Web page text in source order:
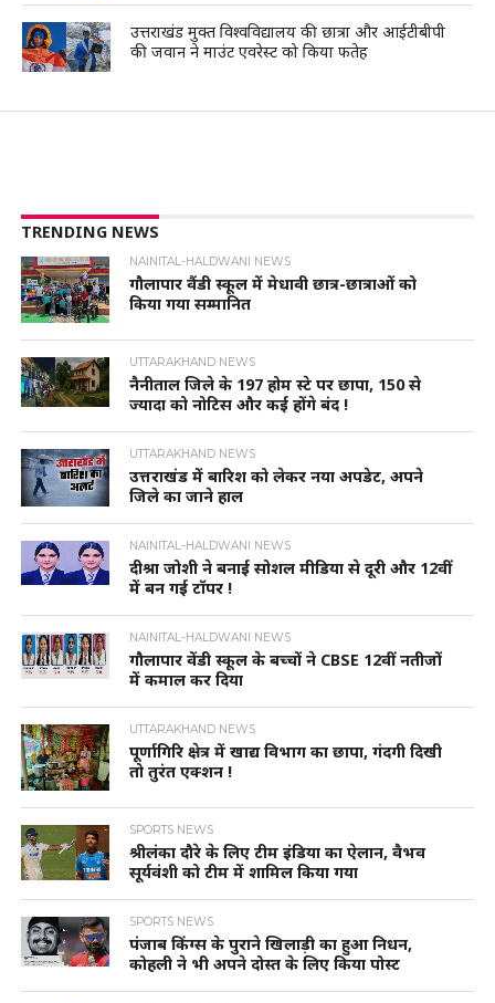
उत्तराखंड मुक्त विश्वविद्यालय की छात्रा और आईटीबीपी
की जवान ने माउंट एवरेस्ट को किया फतेह
TRENDING NEWS
NAINITAL-HALDWANI NEWS
गौलापार वैंडी स्कूल में मेधावी छात्र-छात्राओं को
किया गया सम्मानित
UTTARAKHAND NEWS
नैनीताल जिले के 197 होम स्टे पर छापा, 150 से
ज्यादा को नोटिस और कई होंगे बंद !
UTTARAKHAND NEWS
उत्तराखंड में बारिश को लेकर नया अपडेट, अपने
जिले का जाने हाल
NAINITAL-HALDWANI NEWS
दीश्रा जोशी ने बनाई सोशल मीडिया से दूरी और 12वीं
में बन गई टॉपर !
NAINITAL-HALDWANI NEWS
गौलापार वेंडी स्कूल के बच्चों ने CBSE 12वीं नतीजों
में कमाल कर दिया
UTTARAKHAND NEWS
पूर्णागिरि क्षेत्र में खाद्य विभाग का छापा, गंदगी दिखी
तो तुरंत एक्शन !
SPORTS NEWS
श्रीलंका दौरे के लिए टीम इंडिया का ऐलान, वैभव
सूर्यवंशी को टीम में शामिल किया गया
SPORTS NEWS
पंजाब किंग्स के पुराने खिलाड़ी का हुआ निधन,
कोहली ने भी अपने दोस्त के लिए किया पोस्ट